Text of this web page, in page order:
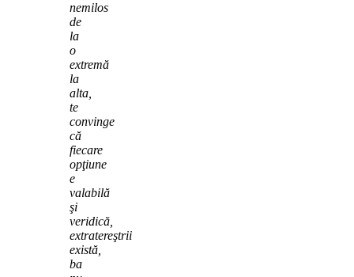
nemilos
de
la
o
extremă
la
alta,
te
convinge
că
fiecare
opţiune
e
valabilă
şi
veridică,
extratereştrii
există,
ba